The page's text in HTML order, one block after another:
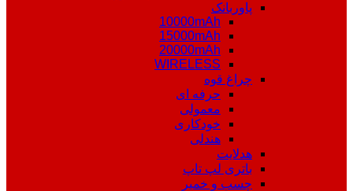
پاوربانک
10000mAh
15000mAh
20000mAh
WIRELESS
چراغ قوه
حرفه ای
معمولی
خودکاری
هندلی
هدلایت
باتری لپ تاپ
چسب و خمیر